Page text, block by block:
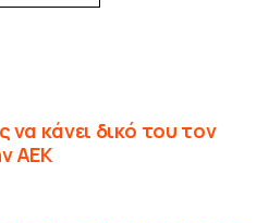
κάνει δικό του τον
ΑΕΚ